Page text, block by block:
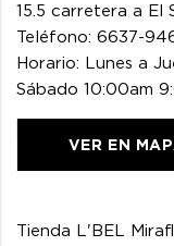
15.5 carretera a El
Teléfono: 6637-
Horario: Lunes a
Sábado 10:00am
VER EN
Tienda L'BEL